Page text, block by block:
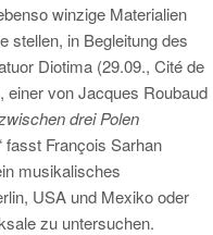
winzige Materialien
stellen, in Begleitung des
Diotima (29.09., Cité de
einer von Jacques Roubaud
drei Polen
fasst François Sarhan
musikalisches
USA und Mexiko oder
zu untersuchen.